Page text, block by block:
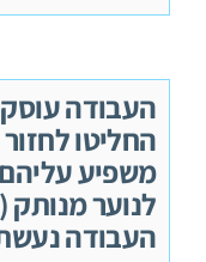
העבודה
החליטו
משפיע
לנוער
העבודה